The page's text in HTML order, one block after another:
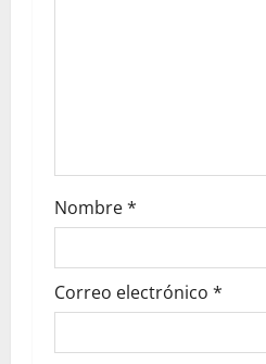
Nombre*
Correo electrónico *